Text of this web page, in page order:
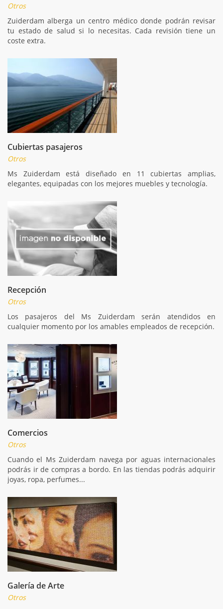
Otros
Zuiderdam alberga un centro médico donde podrán revisar
tu estado de salud si lo necesitas. Cada revisión tiene un
coste extra.
Cubiertas pasajeros
Otros
Ms Zuiderdam está diseñado en 11 cubiertas amplias,
elegantes, equipadas con los mejores muebles y tecnología.
Recepción
Otros
Los pasajeros del Ms Zuiderdam serán atendidos en
cualquier momento por los amables empleados de recepción.
Comercios
Otros
Cuando el Ms Zuiderdam navega por aguas internacionales
podrás ir de compras a bordo. En las tiendas podrás adquirir
joyas, ropa, perfumes...
Galería de Arte
Otros